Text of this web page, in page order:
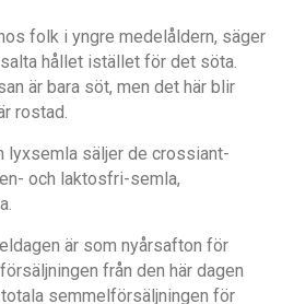
folk i yngre medelåldern, säger
hållet istället för det söta.
är bara söt, men det här blir
rostad.
lyxsemla säljer de crossiant-
och laktosfri-semla,
är som nyårsafton för
från den här dagen
semmelförsäljningen för